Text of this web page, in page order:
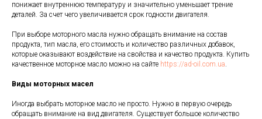
понижает внутреннюю температуру и значительно уменьшает трение
деталей. За счет чего увеличивается срок годности двигателя.
При выборе моторного масла нужно обращать внимание на состав
продукта, тип масла, его стоимость и количество различных добавок,
которые оказывают воздействие на свойства и качество продукта. Купить
качественное моторное масло можно на сайте https://ad-oil .com.ua.
Виды моторных масел
Иногда выбрать моторное масло не просто. Нужно в первую очередь
обращать внимание на вид двигателя. Существует большое количество